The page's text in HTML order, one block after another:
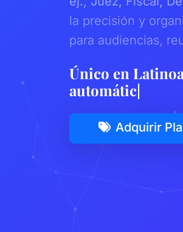
ej., Juez, Fiscal,
la precisión y
para audiencias,
Único en
Adquirir Plan